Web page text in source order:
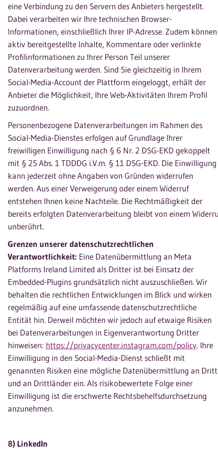
eine Verbindung zu den Servern des Anbieters hergestellt.
Dabei verarbeiten wir Ihre technischen Browser-
Informationen, einschließlich Ihrer IP-Adresse. Zudem können
aktiv bereitgestellte Inhalte, Kommentare oder verlinkte
Profilinformationen zu Ihrer Person Teil unserer
Datenverarbeitung werden. Sind Sie gleichzeitig in Ihrem
Social-Media-Account der Plattform eingeloggt, erhält der
Anbieter die Möglichkeit, Ihre Web-Aktivitäten Ihrem Profil
zuzuordnen.
Personenbezogene Datenverarbeitungen im Rahmen des
Social-Media-Dienstes erfolgen auf Grundlage Ihrer
freiwilligen Einwilligung nach § 6 Nr. 2 DSG-EKD gekoppelt
mit § 25 Abs. 1 TDDDG i.V.m. § 11 DSG-EKD. Die Einwilligung
kann jederzeit ohne Angaben von Gründen widerrufen
werden. Aus einer Verweigerung oder einem Widerruf
entstehen Ihnen keine Nachteile. Die Rechtmäßigkeit der
bereits erfolgten Datenverarbeitung bleibt von einem
unberührt.
Grenzen unserer datenschutzrechtlichen
Verantwortlichkeit: Eine Datenübermittlung an Meta
Platforms Ireland Limited als Dritter ist bei Einsatz der
Embedded-Plugins grundsätzlich nicht auszuschließen. Wir
behalten die rechtlichen Entwicklungen im Blick und wirken
regelmäßig auf eine umfassende datenschutzrechtliche
Entität hin. Derweil möchten wir jedoch auf etwaige Risiken
bei Datenverarbeitungen in Eigenverantwortung Dritter
hinweisen: https://privacycenter.instagram.com/policy. Ihre
Einwilligung in den Social-Media-Dienst schließt mit
genannten Risiken eine mögliche Datenübermittlung an
und an Drittländer ein. Als risikobewertete Folge einer
Einwilligung ist die erschwerte Rechtsbehelfsdurchsetzung
anzunehmen.
8) LinkedIn